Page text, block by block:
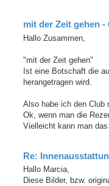
mit der Zeit gehen
Hallo Zusammen,
"mit der Zeit gehen"
Ist eine Botschaft die
herangetragen wird.
Also habe ich den Club
Ok, wenn man die
Vielleicht kann man
Re:
Hallo Marcia,
Diese Bilder, bzw.